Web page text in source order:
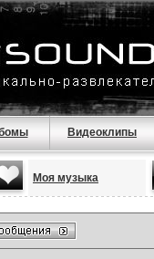
Видеоклипы
Моя музыка